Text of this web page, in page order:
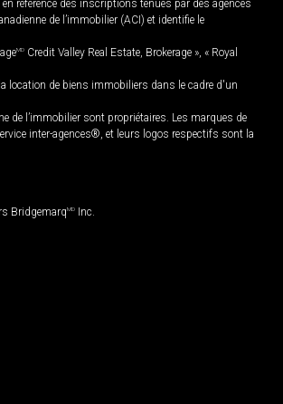
référence des inscriptions tenues par des agences
de l’immobilier (ACI) et identifie le
MD Credit Valley Real Estate, Brokerage », « Royal
location de biens immobiliers dans le cadre d'un
de l’immobilier sont propriétaires. Les marques de
inter-agences®, et leurs logos respectifs sont la
BridgemarqMD Inc.